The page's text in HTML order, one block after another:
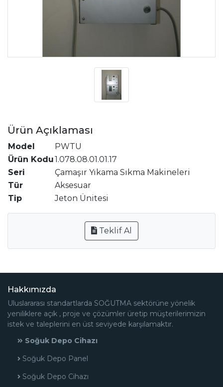
Ürün Açıklaması
Model
PWTU
Ürün Kodu1.078.08.01.01.17
Seri
Çamaşır Yıkama Sıkma Makineleri
Tür
Aksesuar
Tip
Jeton Ünitesi
Teklif Al
Hakkımızda
Uluslararası standartlarda SOĞUTMA sektörüne yönelik
yeniliklere açık , proje ve çözümler üretip müşterilerimizin
istek ve taleplerini en üst seviyede karşılamaktır.
Soğuk Depo Cihazı
Soğuk Depo Panel
Soğuk Depo Cihazı